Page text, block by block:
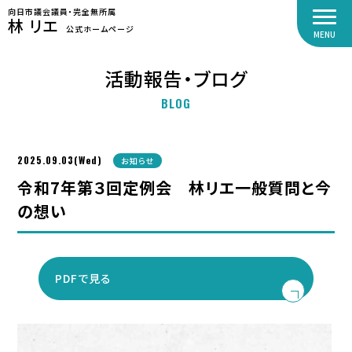
向日市議会議員・完全無所属
林 リエ 公式ホームページ MENU
活動報告・ブログ
BLOG
2025.09.03(Wed) お知らせ
令和7年第３回定例会 林リエ一般質問と今
の想い
PDFで見る